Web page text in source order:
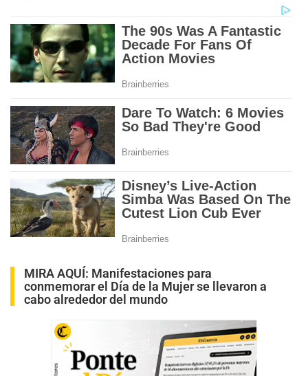
MIRA AQUÍ: Manifestaciones para
conmemorar el Día de la Mujer se llevaron a
cabo alrededor del mundo